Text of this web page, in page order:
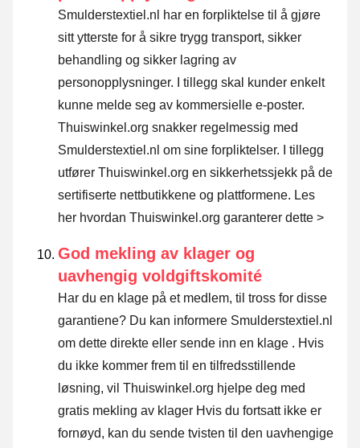
Smulderstextiel.nl har en forpliktelse til å gjøre
sitt ytterste for å sikre trygg transport, sikker
behandling og sikker lagring av
personopplysninger. I tillegg skal kunder enkelt
kunne melde seg av kommersielle e-poster.
Thuiswinkel.org snakker regelmessig med
Smulderstextiel.nl om sine forpliktelser. I tillegg
utfører Thuiswinkel.org en sikkerhetssjekk på de
sertifiserte nettbutikkene og plattformene. Les
her hvordan Thuiswinkel.org garanterer dette >
God mekling av klager og
uavhengig voldgiftskomité
Har du en klage på et medlem, til tross for disse
garantiene? Du kan informere Smulderstextiel.nl
om dette direkte eller sende inn en klage . Hvis
du ikke kommer frem til en tilfredsstillende
løsning, vil Thuiswinkel.org hjelpe deg med
gratis mekling av klager Hvis du fortsatt ikke er
fornøyd, kan du sende tvisten til den uavhengige